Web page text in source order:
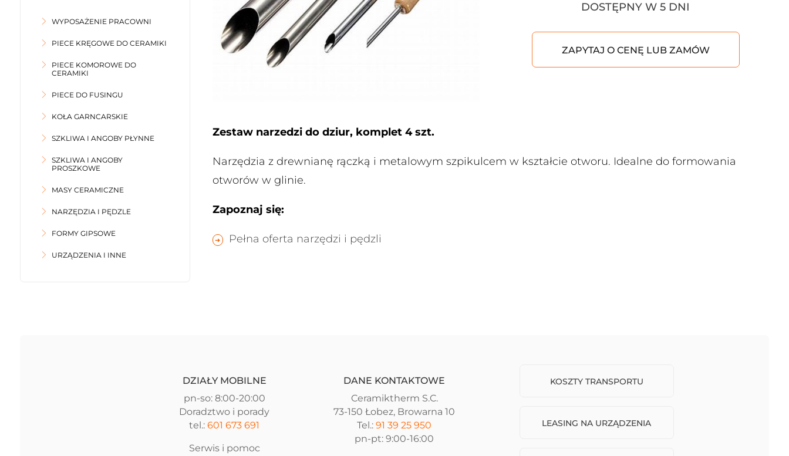
WYPOSAŻENIE PRACOWNI
PIECE KRĘGOWE DO CERAMIKI
PIECE KOMOROWE DO
CERAMIKI
PIECE DO FUSINGU
KOŁA GARNCARSKIE
SZKLIWA I ANGOBY PŁYNNE
SZKLIWA I ANGOBY
PROSZKOWE
MASY CERAMICZNE
NARZĘDZIA I PĘDZLE
FORMY GIPSOWE
URZĄDZENIA I INNE
DOSTĘPNY W 5 DNI
ZAPYTAJ O CENĘ LUB ZAMÓW
Zestaw narzedzi do dziur, komplet 4 szt.
Narzędzia z drewnianę rączką i metalowym szpikulcem w kształcie otworu. Idealne do formowania
otworów w glinie.
Zapoznaj się:
Pełna oferta narzędzi i pędzli
DZIAŁY MOBILNE
pn-so: 8:00-20:00
Doradztwo i porady
tel.:601 673 691
Serwis i pomoc
DANE KONTAKTOWE
Ceramiktherm S.C.
73-150 Łobez, Browarna 10
Tel.:91 39 25 950
pn-pt: 9:00-16:00
KOSZTY TRANSPORTU
LEASING NA URZĄDZENIA